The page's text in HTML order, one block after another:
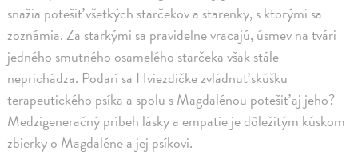
snažia potešiť všetkých starčekov a starenky, s ktorými sa
zoznámia. Za starkými sa pravidelne vracajú, úsmev na tvári
jedného smutného osamelého starčeka však stále
neprichádza. Podarí sa Hviezdičke zvládnuť skúšku
terapeutického psíka a spolu s Magdalénou potešiť aj jeho?
Medzigeneračný príbeh lásky a empatie je dôležitým kúskom
zbierky o Magdaléne a jej psíkovi.